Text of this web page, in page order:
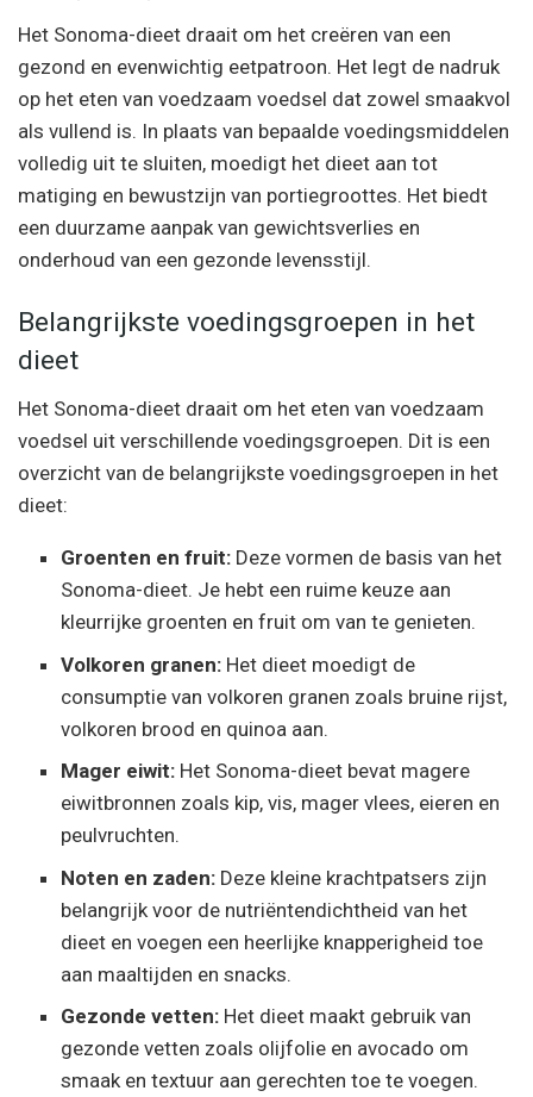
Het Sonoma-dieet draait om het creëren van een
gezond en evenwichtig eetpatroon. Het legt de nadruk
op het eten van voedzaam voedsel dat zowel smaakvol
als vullend is. In plaats van bepaalde voedingsmiddelen
volledig uit te sluiten, moedigt het dieet aan tot
matiging en bewustzijn van portiegroottes. Het biedt
een duurzame aanpak van gewichtsverlies en
onderhoud van een gezonde levensstijl.
Belangrijkste voedingsgroepen in het
dieet
Het Sonoma-dieet draait om het eten van voedzaam
voedsel uit verschillende voedingsgroepen. Dit is een
overzicht van de belangrijkste voedingsgroepen in het
dieet:
Groenten en fruit: Deze vormen de basis van het
Sonoma-dieet. Je hebt een ruime keuze aan
kleurrijke groenten en fruit om van te genieten.
Volkoren granen: Het dieet moedigt de
consumptie van volkoren granen zoals bruine rijst,
volkoren brood en quinoa aan.
Mager eiwit: Het Sonoma-dieet bevat magere
eiwitbronnen zoals kip, vis, mager vlees, eieren en
peulvruchten.
Noten en zaden: Deze kleine krachtpatsers zijn
belangrijk voor de nutriëntendichtheid van het
dieet en voegen een heerlijke knapperigheid toe
aan maaltijden en snacks.
Gezonde vetten: Het dieet maakt gebruik van
gezonde vetten zoals olijfolie en avocado om
smaak en textuur aan gerechten toe te voegen.